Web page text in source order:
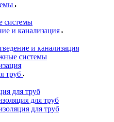
системы
и канализация
и канализация
системы
труб
для труб
для труб
для труб